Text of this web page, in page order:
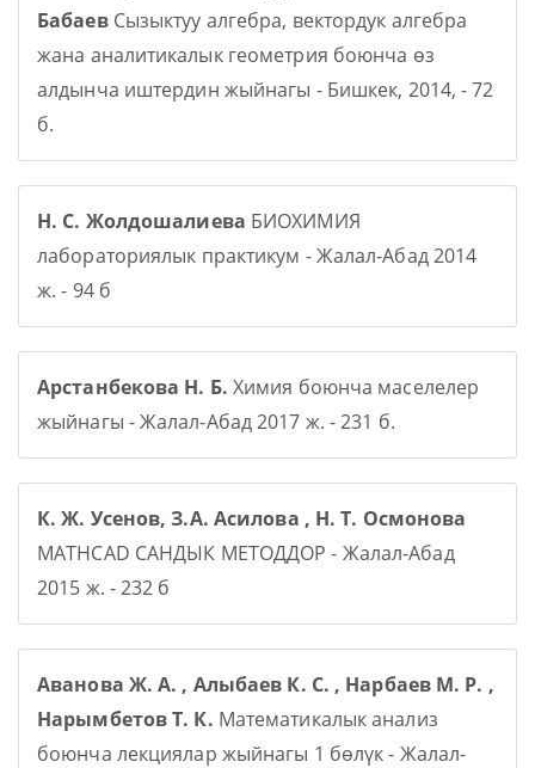
БабаевСызыктуу алгебра, вектордук алгебра
жана аналитикалык геометрия боюнча өз
алдынча иштердин жыйнагы - Бишкек, 2014, - 72
б.
Н. С. Жолдошалиева БИОХИМИЯ
лабораториялык практикум - Жалал-Абад 2014
ж. - 94 б
Арстанбекова Н. Б. Химия боюнча маселелер
жыйнагы - Жалал-Абад 2017 ж. - 231 б.
К. Ж. Усенов, З.А. Асилова , Н. Т. Осмонова
MATHCAD САНДЫК МЕТОДДОР - Жалал-Абад
2015 ж. - 232 б
Аванова Ж. А. , Алыбаев К. С. , Нарбаев М. Р. ,
Нарымбетов Т. К. Математикалык анализ
боюнча лекциялар жыйнагы 1 бөлүк - Жалал-